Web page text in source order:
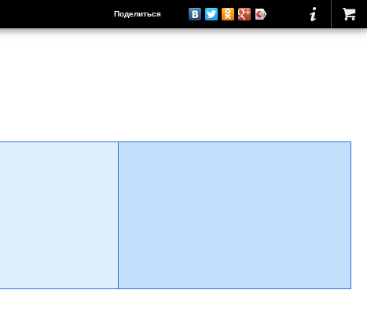
Поделиться